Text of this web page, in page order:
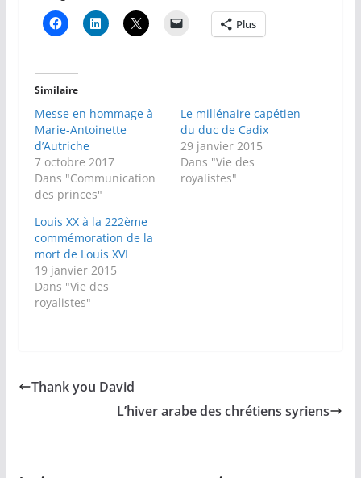
Plus
Similaire
Messe en hommage à
Marie-Antoinette
d’Autriche
7 octobre 2017
Dans "Communication
des princes"
Le millénaire capétien
du duc de Cadix
29 janvier 2015
Dans "Vie des
royalistes"
Louis XX à la 222ème
commémoration de la
mort de Louis XVI
19 janvier 2015
Dans "Vie des
royalistes"
Thank you David
L’hiver arabe des chrétiens syriens